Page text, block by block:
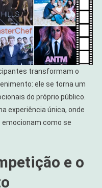
transformam o
ele se torna um
do próprio público.
experiência única, onde
como se
e o